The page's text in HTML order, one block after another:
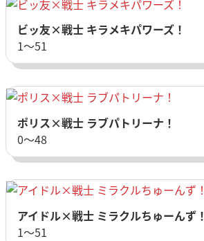
ビッ友×戦士 キラメキパワーズ！
1〜51
ポリス×戦士 ラブパトリーナ！
0〜48
アイドル×戦士 ミラクルちゅーんず！
1〜51